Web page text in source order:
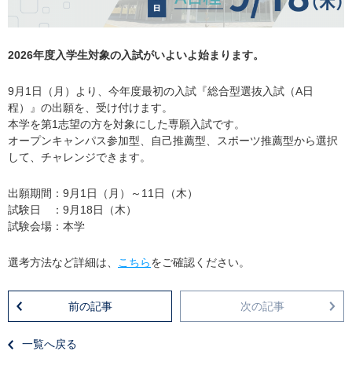
2026年度入学生対象の入試がいよいよ始まります。
9月1日（月）より、今年度最初の入試『総合型選抜入試（A日
程）』の出願を、受け付けます。
本学を第1志望の方を対象にした専願入試です。
オープンキャンパス参加型、自己推薦型、スポーツ推薦型から選択
して、チャレンジできます。
出願期間：9月1日（月）～11日（木）
試験日 ：9月18日（木）
試験会場：本学
選考方法など詳細は、 こちらをご確認ください。
前の記事 次の記事
一覧へ戻る